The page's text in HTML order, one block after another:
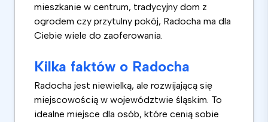
mieszkanie w centrum, tradycyjny dom z
ogrodem czy przytulny pokój, Radocha ma dla
Ciebie wiele do zaoferowania.
Kilka faktów o Radocha
Radocha jest niewielką, ale rozwijającą się
miejscowością w województwie śląskim. To
idealne miejsce dla osób, które cenią sobie